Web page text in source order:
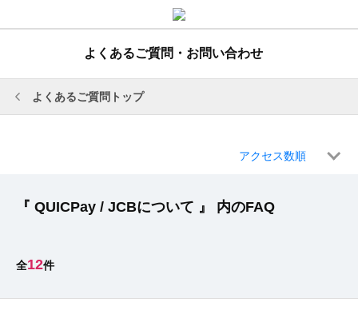
よくあるご質問・お問い合わせ
よくあるご質問トップ
アクセス数順
『 QUICPay / JCBについて 』 内のFAQ
12